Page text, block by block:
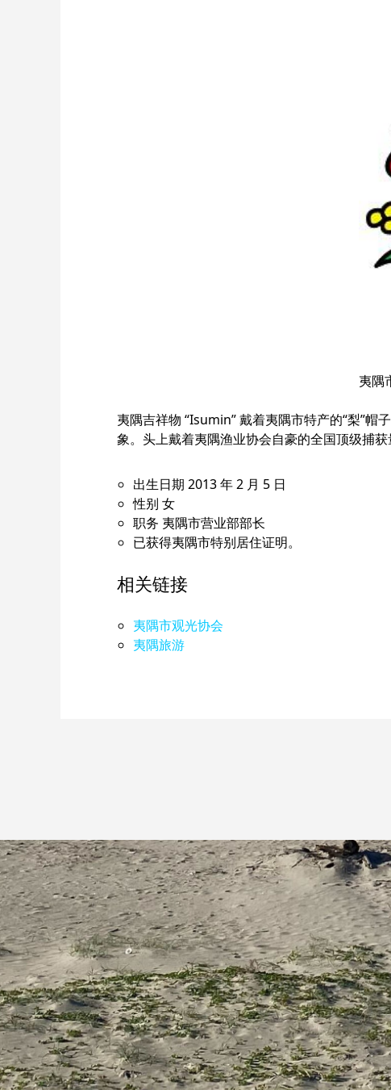
夷隅
夷隅吉祥物 “Isumin” 戴着夷隅市特产的“梨”帽
象。头上戴着夷隅渔业协会自豪的全国顶级捕获
出生日期 2013 年 2 月 5 日
性别 女
职务 夷隅市营业部部长
已获得夷隅市特别居住证明。
相关链接
夷隅市观光协会
夷隅旅游